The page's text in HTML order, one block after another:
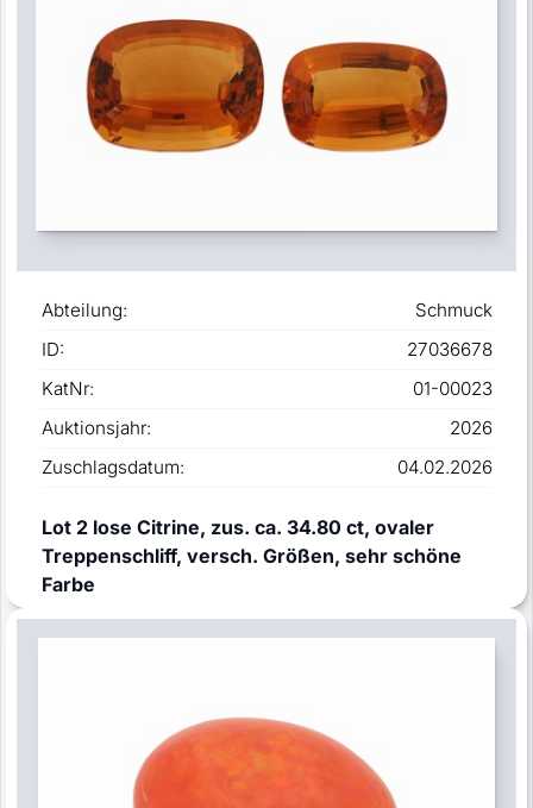
Abteilung:
Schmuck
ID:
27036678
KatNr:
01-00023
Auktionsjahr:
2026
Zuschlagsdatum:
04.02.2026
Lot 2 lose Citrine, zus. ca. 34.80 ct, ovaler
Treppenschliff, versch. Größen, sehr schöne
Farbe